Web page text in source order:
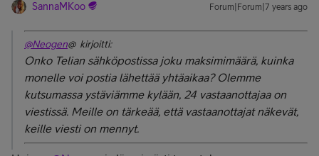
SannaMKoo Forum|Forum|7 years ago
@Neogen@ kirjoitti:
Onko Telian sähköpostissa joku maksimimäärä, kuinka
monelle voi postia lähettää yhtäaikaa? Olemme
kutsumassa ystäviämme kylään, 24 vastaanottajaa on
viestissä. Meille on tärkeää, että vastaanottajat näkevät,
keille viesti on mennyt.